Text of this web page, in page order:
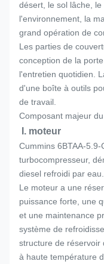
désert, le sol lâche,
l'environnement, la
grand opération de
Les parties de
conception de la
l'entretien quotidien.
d'une boîte à outils
de travail.
Composant majeur
I. moteur
Cummins 6BTAA-
turbocompresseur,
diesel refroidi par eau.
Le moteur a une
puissance forte, une
et une maintenance
système de
structure de réservoir
à haute température